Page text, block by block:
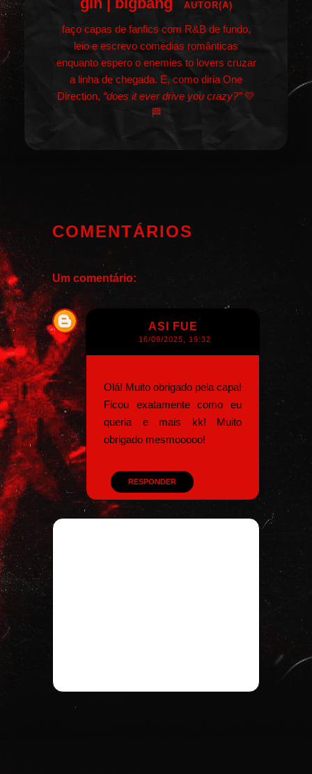
AUTOR(A)
faço capas de fanfics com R&B de fundo,
leio e escrevo comédias românticas
enquanto espero o enemies to lovers cruzar
a linha de chegada. E, como diria One
Direction, “does it ever drive you crazy?”💛
🏁
COMENTÁRIOS
Um comentário:
ASI FUE
16/09/2025, 19:32
Olá! Muito obrigado pela capa!
Ficou exatamente como eu
queria e mais kk! Muito
obrigado mesmooooo!
RESPONDER